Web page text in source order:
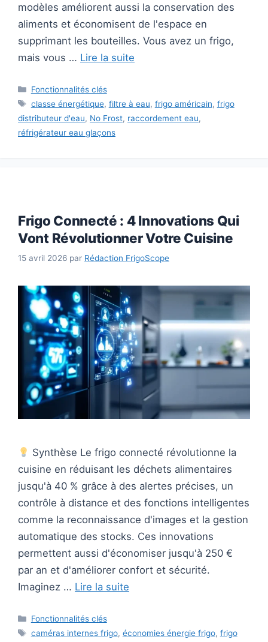
modèles améliorent aussi la conservation des
aliments et économisent de l'espace en
supprimant les bouteilles. Vous avez un frigo,
mais vous … Lire la suite
Catégories
Fonctionnalités clés
Étiquettes
classe énergétique, filtre à eau, frigo américain, frigo
distributeur d'eau, No Frost, raccordement eau,
réfrigérateur eau glaçons
Frigo Connecté : 4 Innovations Qui
Vont Révolutionner Votre Cuisine
15 avril 2026 par Rédaction FrigoScope
Synthèse Le frigo connecté révolutionne la
cuisine en réduisant les déchets alimentaires
jusqu'à 40 % grâce à des alertes précises, un
contrôle à distance et des fonctions intelligentes
comme la reconnaissance d'images et la gestion
automatique des stocks. Ces innovations
permettent aussi d'économiser jusqu'à 250 €
par an et d'améliorer confort et sécurité.
Imaginez … Lire la suite
Catégories
Fonctionnalités clés
Étiquettes
caméras internes frigo, économies énergie frigo, frigo